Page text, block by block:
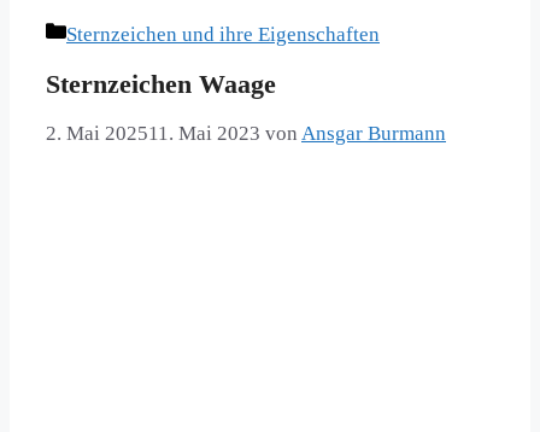
Kategorien
Sternzeichen und ihre Eigenschaften
Sternzeichen Waage
2. Mai 202511. Mai 2023 von Ansgar Burmann